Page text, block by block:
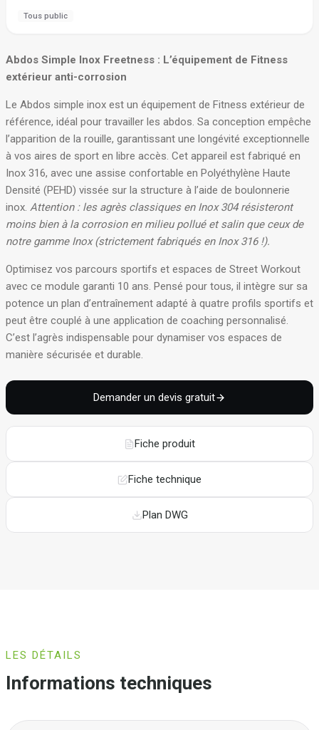
Tous public
Abdos Simple Inox Freetness : L’équipement de Fitness
extérieur anti-corrosion
Le Abdos simple inox est un équipement de Fitness extérieur de
référence, idéal pour travailler les abdos. Sa conception empêche
l’apparition de la rouille, garantissant une longévité exceptionnelle
à vos aires de sport en libre accès. Cet appareil est fabriqué en
Inox 316, avec une assise confortable en Polyéthylène Haute
Densité (PEHD) vissée sur la structure à l’aide de boulonnerie
inox. Attention : les agrès classiques en Inox 304 résisteront
moins bien à la corrosion en milieu pollué et salin que ceux de
notre gamme Inox (strictement fabriqués en Inox 316 !).
Optimisez vos parcours sportifs et espaces de Street Workout
avec ce module garanti 10 ans. Pensé pour tous, il intègre sur sa
potence un plan d’entraînement adapté à quatre profils sportifs et
peut être couplé à une application de coaching personnalisé.
C’est l’agrès indispensable pour dynamiser vos espaces de
manière sécurisée et durable.
Demander un devis gratuit
Fiche produit
Fiche technique
Plan DWG
LES DÉTAILS
Informations techniques